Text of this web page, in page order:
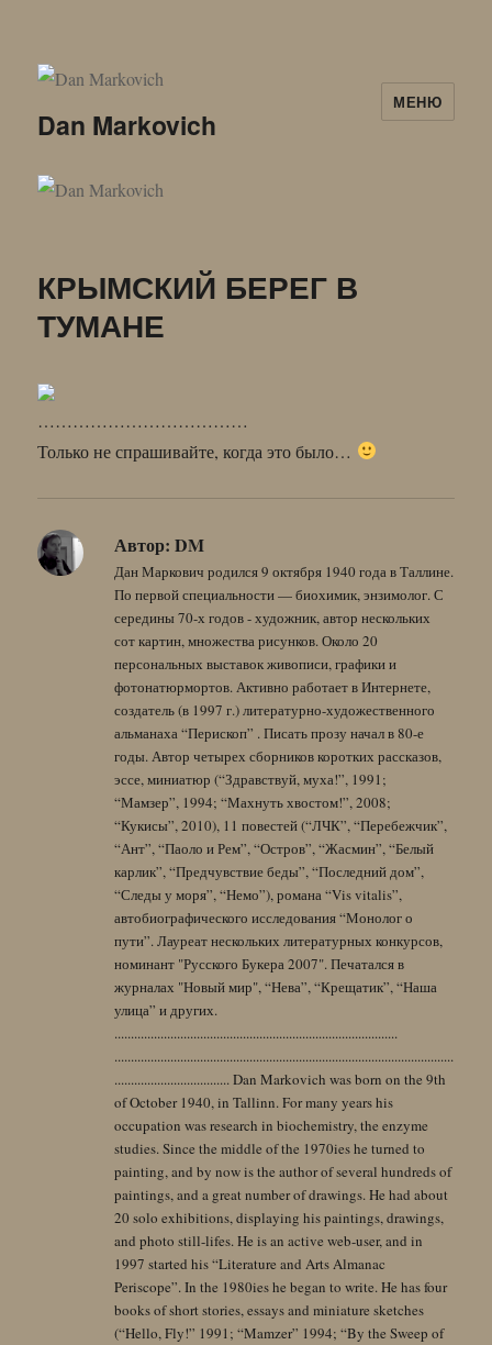
Dan Markovich
МЕНЮ
КРЫМСКИЙ БЕРЕГ В
ТУМАНЕ
………………………………
Только не спрашивайте, когда это было…
Автор: DM
Дан Маркович родился 9 октября 1940 года в Таллине.
По первой специальности — биохимик, энзимолог. С
середины 70-х годов - художник, автор нескольких
сот картин, множества рисунков. Около 20
персональных выставок живописи, графики и
фотонатюрмортов. Активно работает в Интернете,
создатель (в 1997 г.) литературно-художественного
альманаха “Перископ” . Писать прозу начал в 80-е
годы. Автор четырех сборников коротких рассказов,
эссе, миниатюр (“Здравствуй, муха!”, 1991;
“Мамзер”, 1994; “Махнуть хвостом!”, 2008;
“Кукисы”, 2010), 11 повестей (“ЛЧК”, “Перебежчик”,
“Ант”, “Паоло и Рем”, “Остров”, “Жасмин”, “Белый
карлик”, “Предчувствие беды”, “Последний дом”,
“Следы у моря”, “Немо”), романа “Vis vitalis”,
автобиографического исследования “Монолог о
пути”. Лауреат нескольких литературных конкурсов,
номинант "Русского Букера 2007". Печатался в
журналах "Новый мир", “Нева”, “Крещатик”, “Наша
улица” и других.
......................................................................................
.......................................................................................................
................................... Dan Markovich was born on the 9th
of October 1940, in Tallinn. For many years his
occupation was research in biochemistry, the enzyme
studies. Since the middle of the 1970ies he turned to
painting, and by now is the author of several hundreds of
paintings, and a great number of drawings. He had about
20 solo exhibitions, displaying his paintings, drawings,
and photo still-lifes. He is an active web-user, and in
1997 started his “Literature and Arts Almanac
Periscope”. In the 1980ies he began to write. He has four
books of short stories, essays and miniature sketches
(“Hello, Fly!” 1991; “Mamzer” 1994; “By the Sweep of